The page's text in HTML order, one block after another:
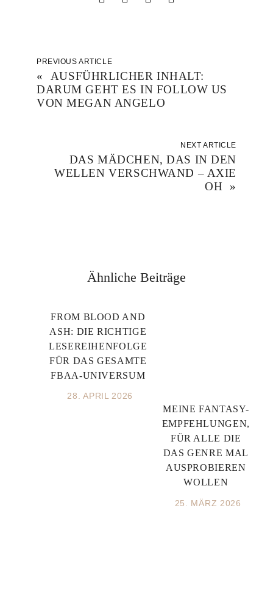
PREVIOUS ARTICLE
«
AUSFÜHRLICHER INHALT:
DARUM GEHT ES IN FOLLOW US
VON MEGAN ANGELO
NEXT ARTICLE
DAS MÄDCHEN, DAS IN DEN
WELLEN VERSCHWAND – AXIE
OH
»
Ähnliche Beiträge
FROM BLOOD AND
ASH: DIE RICHTIGE
LESEREIHENFOLGE
FÜR DAS GESAMTE
FBAA-UNIVERSUM
28. APRIL 2026
MEINE FANTASY-
EMPFEHLUNGEN,
FÜR ALLE DIE
DAS GENRE MAL
AUSPROBIEREN
WOLLEN
25. MÄRZ 2026